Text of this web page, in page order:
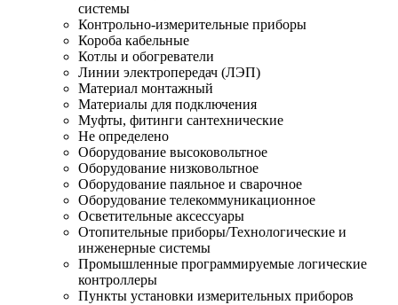
системы
Контрольно-измерительные приборы
Короба кабельные
Котлы и обогреватели
Линии электропередач (ЛЭП)
Материал монтажный
Материалы для подключения
Муфты, фитинги сантехнические
Не определено
Оборудование высоковольтное
Оборудование низковольтное
Оборудование паяльное и сварочное
Оборудование телекоммуникационное
Осветительные аксессуары
Отопительные приборы/Технологические и
инженерные системы
Промышленные программируемые логические
контроллеры
Пункты установки измерительных приборов